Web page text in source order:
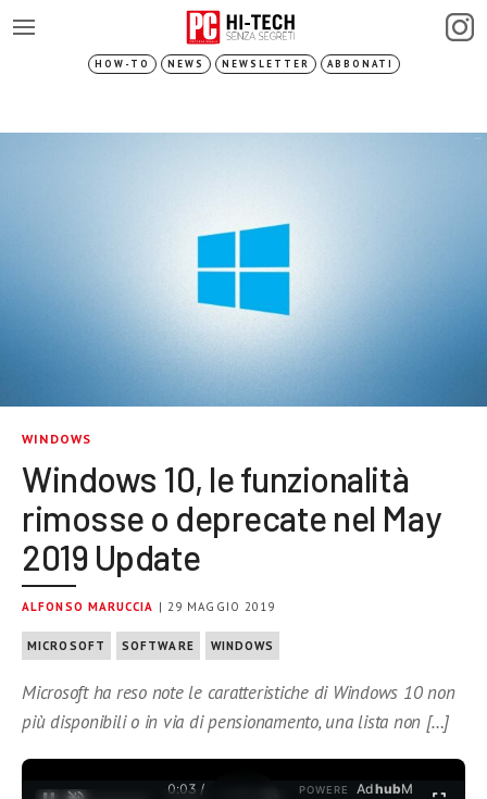
HOW-TO NEWS NEWSLETTER ABBONATI
WINDOWS
Windows 10, le funzionalità
rimosse o deprecate nel May
2019 Update
ALFONSO MARUCCIA | 29 MAGGIO 2019
MICROSOFT SOFTWARE WINDOWS
Microsoft ha reso note le caratteristiche di Windows 10 non
più disponibili o in via di pensionamento, una lista non […]
0:04 /
POWERE
AdhubM